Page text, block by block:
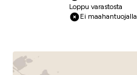
Loppu varastosta
Ei maahantuojalla